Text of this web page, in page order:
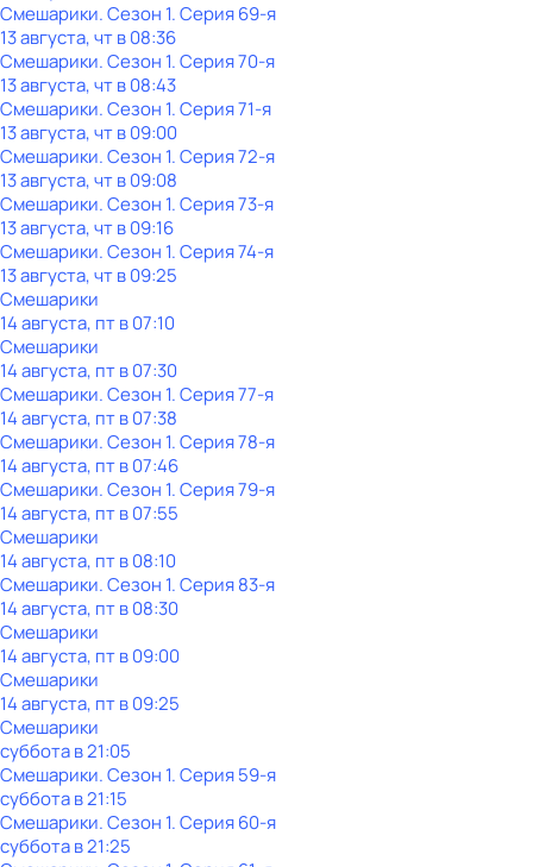
Смешарики. Сезон 1. Серия 69-я
13 августа, чт в 08:36
Смешарики. Сезон 1. Серия 70-я
13 августа, чт в 08:43
Смешарики. Сезон 1. Серия 71-я
13 августа, чт в 09:00
Смешарики. Сезон 1. Серия 72-я
13 августа, чт в 09:08
Смешарики. Сезон 1. Серия 73-я
13 августа, чт в 09:16
Смешарики. Сезон 1. Серия 74-я
13 августа, чт в 09:25
Смешарики
14 августа, пт в 07:10
Смешарики
14 августа, пт в 07:30
Смешарики. Сезон 1. Серия 77-я
14 августа, пт в 07:38
Смешарики. Сезон 1. Серия 78-я
14 августа, пт в 07:46
Смешарики. Сезон 1. Серия 79-я
14 августа, пт в 07:55
Смешарики
14 августа, пт в 08:10
Смешарики. Сезон 1. Серия 83-я
14 августа, пт в 08:30
Смешарики
14 августа, пт в 09:00
Смешарики
14 августа, пт в 09:25
Смешарики
субботав21:05
Смешарики. Сезон 1. Серия 59-я
субботав21:15
Смешарики. Сезон 1. Серия 60-я
субботав21:25